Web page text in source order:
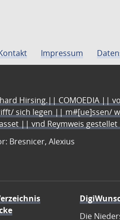
Impressum
Hirsing.|| COMOEDIA ||
sich legen || m#[ue]ssen/
|| vnd Reymweis
Bresnicer, Alexius
Die